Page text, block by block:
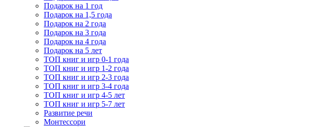
Подарок на 1 год
Подарок на 1,5 года
Подарок на 2 года
Подарок на 3 года
Подарок на 4 года
Подарок на 5 лет
ТОП книг и игр 0-1 года
ТОП книг и игр 1-2 года
ТОП книг и игр 2-3 года
ТОП книг и игр 3-4 года
ТОП книг и игр 4-5 лет
ТОП книг и игр 5-7 лет
Развитие речи
Монтессори